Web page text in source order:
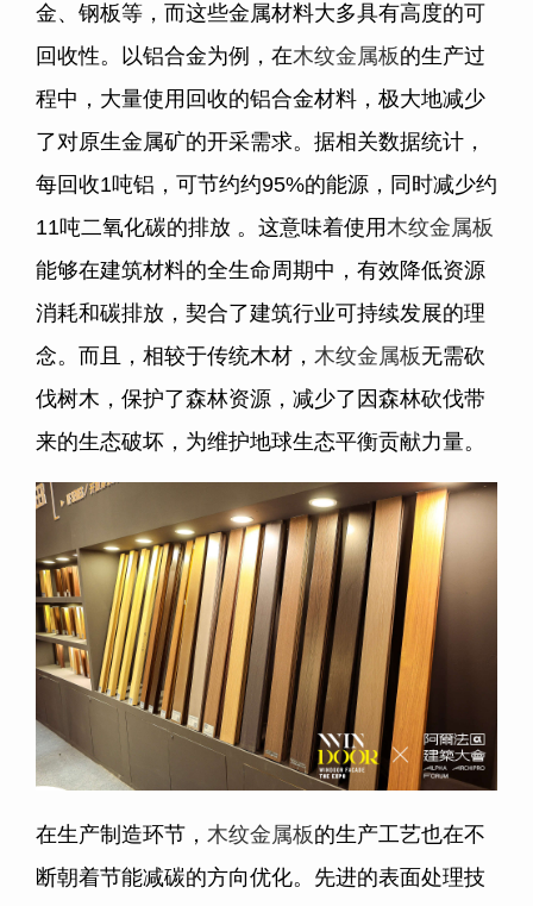
金、钢板等，而这些金属材料大多具有高度的可
回收性。以铝合金为例，在木纹金属板的生产过
程中，大量使用回收的铝合金材料，极大地减少
了对原生金属矿的开采需求。据相关数据统计，
每回收1吨铝，可节约约95%的能源，同时减少约
11吨二氧化碳的排放 。这意味着使用木纹金属板
能够在建筑材料的全生命周期中，有效降低资源
消耗和碳排放，契合了建筑行业可持续发展的理
念。而且，相较于传统木材， 木纹金属板无需砍
伐树木，保护了森林资源，减少了因森林砍伐带
来的生态破坏，为维护地球生态平衡贡献力量。
在生产制造环节， 木纹金属板的生产工艺也在不
断朝着节能减碳的方向优化。先进的表面处理技